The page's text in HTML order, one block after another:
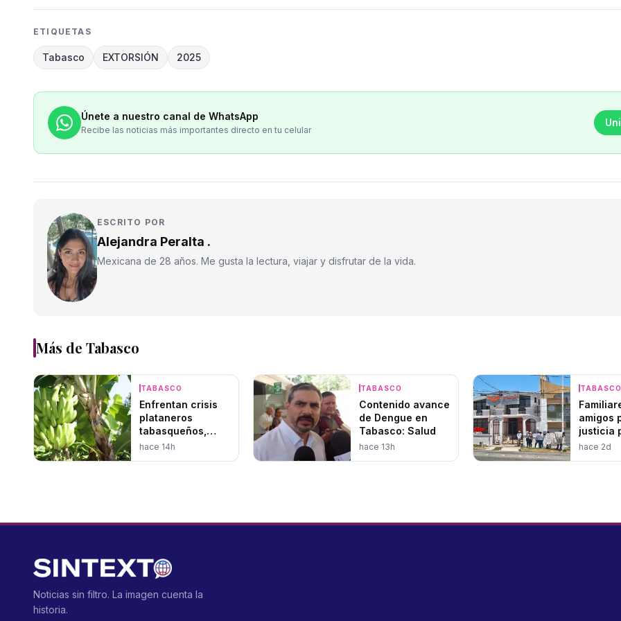
ETIQUETAS
Tabasco EXTORSIÓN 2025
Únete a nuestro canal de WhatsApp
Recibe las noticias más importantes directo en tu celular
ESCRITO POR
Alejandra Peralta .
Mexicana de 28 años. Me gusta la lectura, viajar y disfrutar de la vida.
Más de Tabasco
TABASCO
Enfrentan crisis
plataneros
tabasqueños,
esperan resurgir
hace 14h
TABASCO
Contenido avance
de Dengue en
Tabasco: Salud
hace 13h
TABASCO
amigos
justicia
en
hace 2d
Noticias sin filtro. La imagen cuenta la
historia.